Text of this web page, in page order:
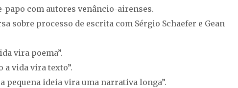
papo com autores venâncio-airenses.
sobre processo de escrita com Sérgio Schaefer e Gean
vira poema”.
a vida vira texto”.
pequena ideia vira uma narrativa longa”.